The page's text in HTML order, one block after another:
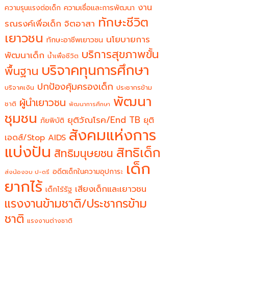
ความรุนแรงต่อเด็ก ความเชื่อและการพัฒนา งาน
รณรงค์เพื่อเด็ก จิตอาสา ทักษะชีวิต
เยาวชน ทักษะอาชีพเยาวชน นโยบายการ
พัฒนาเด็ก น้ำเพื่อชีวิต บริการสุขภาพขั้น
พื้นฐาน บริจาคทุนการศึกษา
บริจาคเงิน ปกป้องคุ้มครองเด็ก ประชากรข้าม
ชาติ ผู้นำเยาวชน พัฒนาการศึกษา พัฒนา
ชุมชน ภัยพิบัติ ยุติวัณโรค/End TB ยุติ
เอดส์/Stop AIDS สังคมแห่งการ
แบ่งปัน สิทธิมนุษยชน สิทธิเด็ก
ส่งน้องจบ ป-ตรี อดีตเด็กในความอุปการะ เด็ก
ยากไร้ เด็กไร้รัฐ เสียงเด็กและเยาวชน
แรงงานข้ามชาติ/ประชากรข้าม
ชาติ แรงงานต่างชาติ